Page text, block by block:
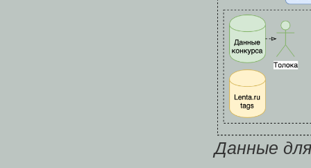
Данные